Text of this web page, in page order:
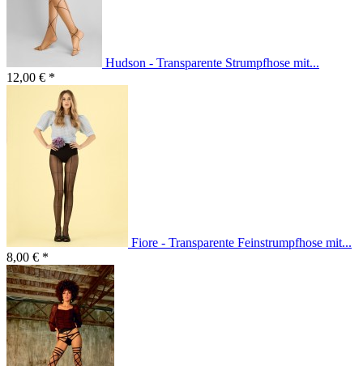
Hudson - Transparente Strumpfhose mit...
12,00 € *
Fiore - Transparente Feinstrumpfhose mit...
8,00 € *